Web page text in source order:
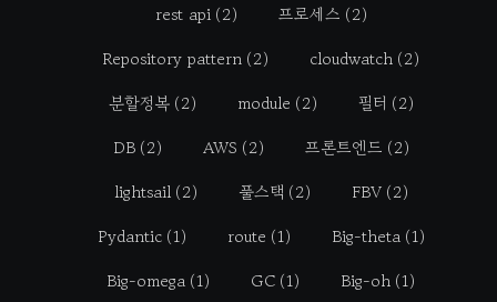
rest api (2) 프로세스 (2)
Repository pattern (2) cloudwatch (2)
분할정복 (2) module (2) 필터 (2)
DB (2) AWS (2) 프론트엔드 (2)
lightsail (2) 풀스택 (2) FBV (2)
Pydantic (1) route (1) Big-theta (1)
Big-omega (1) GC (1) Big-oh (1)